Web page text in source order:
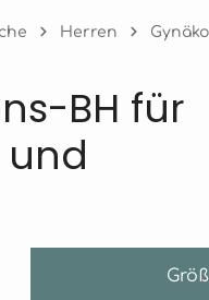
Herren
BH für